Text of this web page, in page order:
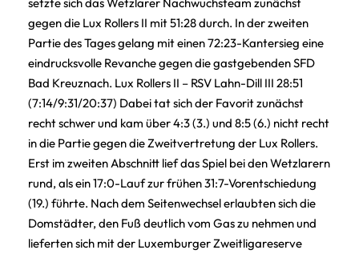
gegen die Lux Rollers II mit 51:28 durch. In der zweiten
Partie des Tages gelang mit einen 72:23-Kantersieg eine
eindrucksvolle Revanche gegen die gastgebenden SFD
Bad Kreuznach. Lux Rollers II – RSV Lahn-Dill III 28:51
(7:14/9:31/20:37) Dabei tat sich der Favorit zunächst
recht schwer und kam über 4:3 (3.) und 8:5 (6.) nicht recht
in die Partie gegen die Zweitvertretung der Lux Rollers.
Erst im zweiten Abschnitt lief das Spiel bei den Wetzlarern
rund, als ein 17:0-Lauf zur frühen 31:7-Vorentschiedung
(19.) führte. Nach dem Seitenwechsel erlaubten sich die
Domstädter, den Fuß deutlich vom Gas zu nehmen und
lieferten sich mit der Luxemburger Zweitligareserve